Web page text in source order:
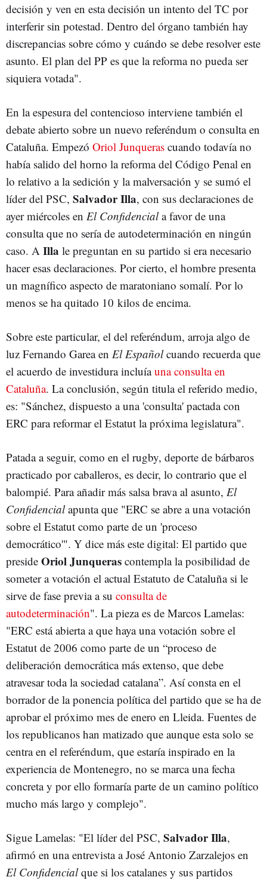
decisión y ven en esta decisión un intento del TC por
interferir sin potestad. Dentro del órgano también hay
discrepancias sobre cómo y cuándo se debe resolver este
asunto. El plan del PP es que la reforma no pueda ser
siquiera votada".
En la espesura del contencioso interviene también el
debate abierto sobre un nuevo referéndum o consulta en
Cataluña. Empezó Oriol Junqueras cuando todavía no
había salido del horno la reforma del Código Penal en
lo relativo a la sedición y la malversación y se sumó el
líder del PSC, Salvador Illa, con sus declaraciones de
ayer miércoles en El Confidenciala favor de una
consulta que no sería de autodeterminación en ningún
caso. A Illa le preguntan en su partido si era necesario
hacer esas declaraciones. Por cierto, el hombre presenta
un magnífico aspecto de maratoniano somalí. Por lo
menos se ha quitado 10 kilos de encima.
Sobre este particular, el del referéndum, arroja algo de
luz Fernando Garea en El Españolcuando recuerda que
el acuerdo de investidura incluíauna consulta en
Cataluña. La conclusión, según titula el referido medio,
es: "Sánchez, dispuesto a una 'consulta' pactada con
ERC para reformar el Estatut la próxima legislatura".
Patada a seguir, como en el rugby, deporte de bárbaros
practicado por caballeros, es decir, lo contrario que el
balompié. Para añadir más salsa brava al asunto, El
Confidencialapunta que "ERC se abre a una votación
sobre el Estatut como parte de un 'proceso
democrático'". Y dice más este digital: El partido que
preside Oriol Junqueras contempla la posibilidad de
someter a votación el actual Estatuto de Cataluña si le
sirve de fase previa a su consulta de
autodeterminación". La pieza es de Marcos Lamelas:
"ERC está abierta a que haya una votación sobre el
Estatut de 2006 como parte de un “proceso de
deliberación democrática más extenso, que debe
atravesar toda la sociedad catalana”. Así consta en el
borrador de la ponencia política del partido que se ha de
aprobar el próximo mes de enero en Lleida. Fuentes de
los republicanos han matizado que aunque esta solo se
centra en el referéndum, que estaría inspirado en la
experiencia de Montenegro, no se marca una fecha
concreta y por ello formaría parte de un camino político
mucho más largo y complejo".
Sigue Lamelas: "El líder del PSC, Salvador Illa,
afirmó en una entrevista a José Antonio Zarzalejos en
El Confidencialque si los catalanes y sus partidos